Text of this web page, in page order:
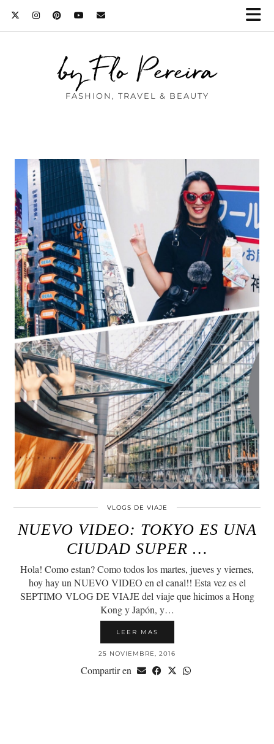
by Flo Pereira
FASHION, TRAVEL & BEAUTY
VLOGS DE VIAJE
NUEVO VIDEO: TOKYO ES UNA
CIUDAD SUPER …
Hola! Como estan? Como todos los martes, jueves y viernes,
hoy hay un NUEVO VIDEO en el canal!! Esta vez es el
SEPTIMO VLOG DE VIAJE del viaje que hicimos a Hong
Kong y Japón, y…
LEER MAS
25 NOVIEMBRE, 2016
Compartir en